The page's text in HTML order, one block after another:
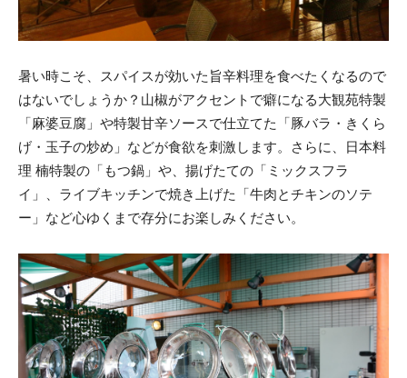
暑い時こそ、スパイスが効いた旨辛料理を食べたくなるので
はないでしょうか？山椒がアクセントで癖になる大観苑特製
「麻婆豆腐」や特製甘辛ソースで仕立てた「豚バラ・きくら
げ・玉子の炒め」などが食欲を刺激します。さらに、日本料
理 楠特製の「もつ鍋」や、揚げたての「ミックスフラ
イ」、ライブキッチンで焼き上げた「牛肉とチキンのソテ
ー」など心ゆくまで存分にお楽しみください。